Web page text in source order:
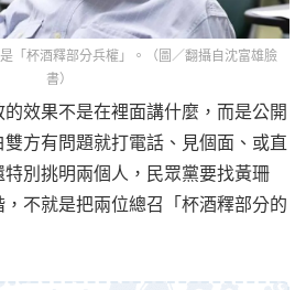
「杯酒釋部分兵權」。（圖／翻攝自沈富雄臉
書）
效果不是在裡面講什麼，而是公開
方有問題就打電話、見個面、或直
別挑明兩個人，民眾黨要找黃珊
不就是把兩位總召「杯酒釋部分的